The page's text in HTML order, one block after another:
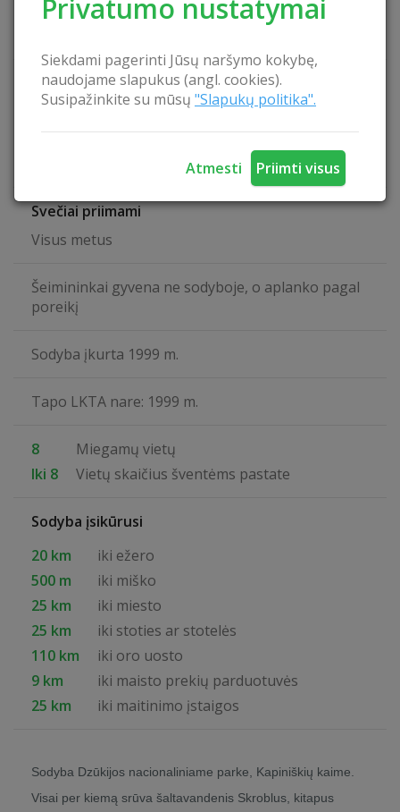
Privatumo nustatymai
Siekdami pagerinti Jūsų naršymo kokybę,
naudojame slapukus (angl. cookies).
Susipažinkite su mūsų "Slapukų politika".
Atmesti Priimti visus
Laužavietė
Šeimininkai kalba
Angliškai
Rusiškai
Svečiai priimami
Visus metus
Šeimininkai gyvena ne sodyboje, o aplanko pagal
poreikį
Sodyba įkurta 1999 m.
Tapo LKTA nare: 1999 m.
8
Miegamų vietų
Iki 8
Vietų skaičius šventėms pastate
Sodyba įsikūrusi
20 km
iki ežero
500 m
iki miško
25 km
iki miesto
25 km
iki stoties ar stotelės
110 km
iki oro uosto
9 km
iki maisto prekių parduotuvės
25 km
iki maitinimo įstaigos
Sodyba Dzūkijos nacionaliniame parke, Kapiniškių kaime.
Visai per kiemą srūva šaltavandenis Skroblus, kitapus